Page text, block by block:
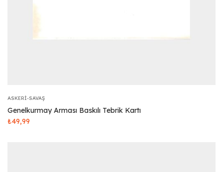
ASKERI-SAVAŞ
Genelkurmay Arması Baskılı Tebrik Kartı
₺49,99